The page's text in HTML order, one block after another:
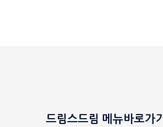
드림스드림 메뉴바로가기